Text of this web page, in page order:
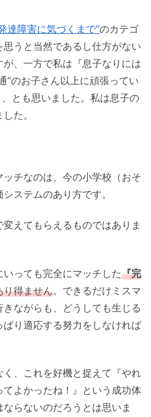
達障害に気づくまで”のカテゴ
うと当然であるし仕方がない
、一方で私は『息子なりには
”のお子さん以上に頑張ってい
とも思いました。私は息子の
た。
チなのは、今の小学校（おそ
ステムのあり方です。
えてもらえるものではありま
っても完全にマッチした『完
り得ません。できるだけミスマ
ながらも、どうしても生じる
ぱり適応する努力をしなければ
、これを好機と捉えて『やれ
よかったね！』という成功体
らないのだろうとは思いま